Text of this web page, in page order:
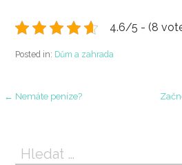
4.6/5 - (8
Posted in: Dům a zahrada
Navigace
pro
← Nemáte peníze?
Vyhledávání